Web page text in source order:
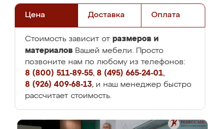
Цена Доставка Оплата
Стоимость зависит от размеров и
материалов Вашей мебели. Просто
позвоните нам по любому из телефонов:
8 (800) 511-89-55, 8 (495) 665-24-01,
8 (926) 409-68-13, и наш менеджер быстро
рассчитает стоимость.